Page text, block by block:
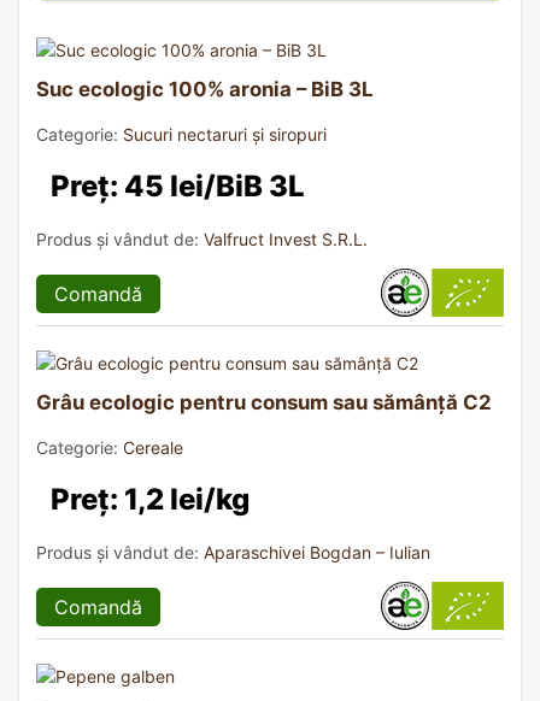
Suc ecologic 100% aronia – BiB 3L
Categorie: Sucuri nectaruri și siropuri
Preț: 45 lei/BiB 3L
Produs și vândut de: Valfruct Invest S.R.L.
Comandă
Grâu ecologic pentru consum sau sămânță C2
Categorie: Cereale
Preț: 1,2 lei/kg
Produs și vândut de: Aparaschivei Bogdan – Iulian
Comandă